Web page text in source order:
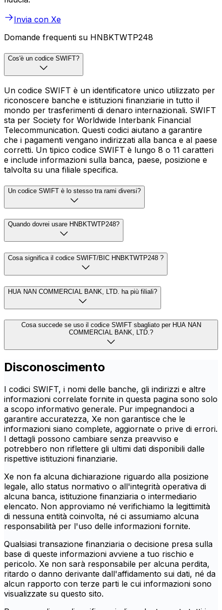
Invia con Xe
Domande frequenti su HNBKTWTP248
Cos'è un codice SWIFT?
Un codice SWIFT è un identificatore unico utilizzato per
riconoscere banche e istituzioni finanziarie in tutto il
mondo per trasferimenti di denaro internazionali. SWIFT
sta per Society for Worldwide Interbank Financial
Telecommunication. Questi codici aiutano a garantire
che i pagamenti vengano indirizzati alla banca e al paese
corretti. Un tipico codice SWIFT è lungo 8 o 11 caratteri
e include informazioni sulla banca, paese, posizione e
talvolta su una filiale specifica.
Un codice SWIFT è lo stesso tra rami diversi?
Quando dovrei usare HNBKTWTP248?
Cosa significa il codice SWIFT/BIC HNBKTWTP248 ?
HUA NAN COMMERCIAL BANK, LTD. ha più filiali?
Cosa succede se uso il codice SWIFT sbagliato per HUA NAN
COMMERCIAL BANK, LTD.?
Disconoscimento
I codici SWIFT, i nomi delle banche, gli indirizzi e altre
informazioni correlate fornite in questa pagina sono solo
a scopo informativo generale. Pur impegnandoci a
garantire accuratezza, Xe non garantisce che le
informazioni siano complete, aggiornate o prive di errori.
I dettagli possono cambiare senza preavviso e
potrebbero non riflettere gli ultimi dati disponibili dalle
rispettive istituzioni finanziarie.
Xe non fa alcuna dichiarazione riguardo alla posizione
legale, allo status normativo o all'integrità operativa di
alcuna banca, istituzione finanziaria o intermediario
elencato. Non approviamo né verifichiamo la legittimità
di nessuna entità coinvolta, né ci assumiamo alcuna
responsabilità per l'uso delle informazioni fornite.
Qualsiasi transazione finanziaria o decisione presa sulla
base di queste informazioni avviene a tuo rischio e
pericolo. Xe non sarà responsabile per alcuna perdita,
ritardo o danno derivante dall'affidamento sui dati, né da
alcun rapporto con terze parti le cui informazioni sono
visualizzate su questo sito.